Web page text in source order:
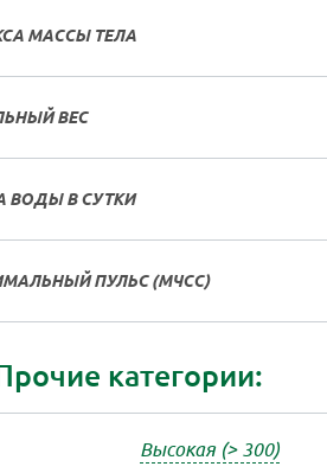
МАССЫ ТЕЛА
ВЕС
ВОДЫ В СУТКИ
ПУЛЬС (МЧСС)
категории:
Высокая (> 300)